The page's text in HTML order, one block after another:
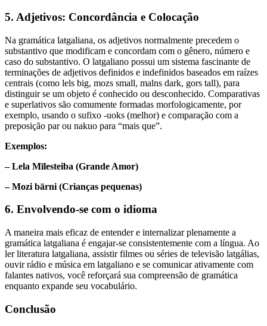
5. Adjetivos: Concordância e Colocação
Na gramática latgaliana, os adjetivos normalmente precedem o
substantivo que modificam e concordam com o gênero, número e
caso do substantivo. O latgaliano possui um sistema fascinante de
terminações de adjetivos definidos e indefinidos baseados em raízes
centrais (como lels big, mozs small, malns dark, gors tall), para
distinguir se um objeto é conhecido ou desconhecido. Comparativas
e superlativos são comumente formadas morfologicamente, por
exemplo, usando o sufixo -uoks (melhor) e comparação com a
preposição par ou nakuo para “mais que”.
Exemplos:
– Lela Mīlesteiba (Grande Amor)
– Mozi bārni (Crianças pequenas)
6. Envolvendo-se com o idioma
A maneira mais eficaz de entender e internalizar plenamente a
gramática latgaliana é engajar-se consistentemente com a língua. Ao
ler literatura latgaliana, assistir filmes ou séries de televisão latgálias,
ouvir rádio e música em latgaliano e se comunicar ativamente com
falantes nativos, você reforçará sua compreensão de gramática
enquanto expande seu vocabulário.
Conclusão